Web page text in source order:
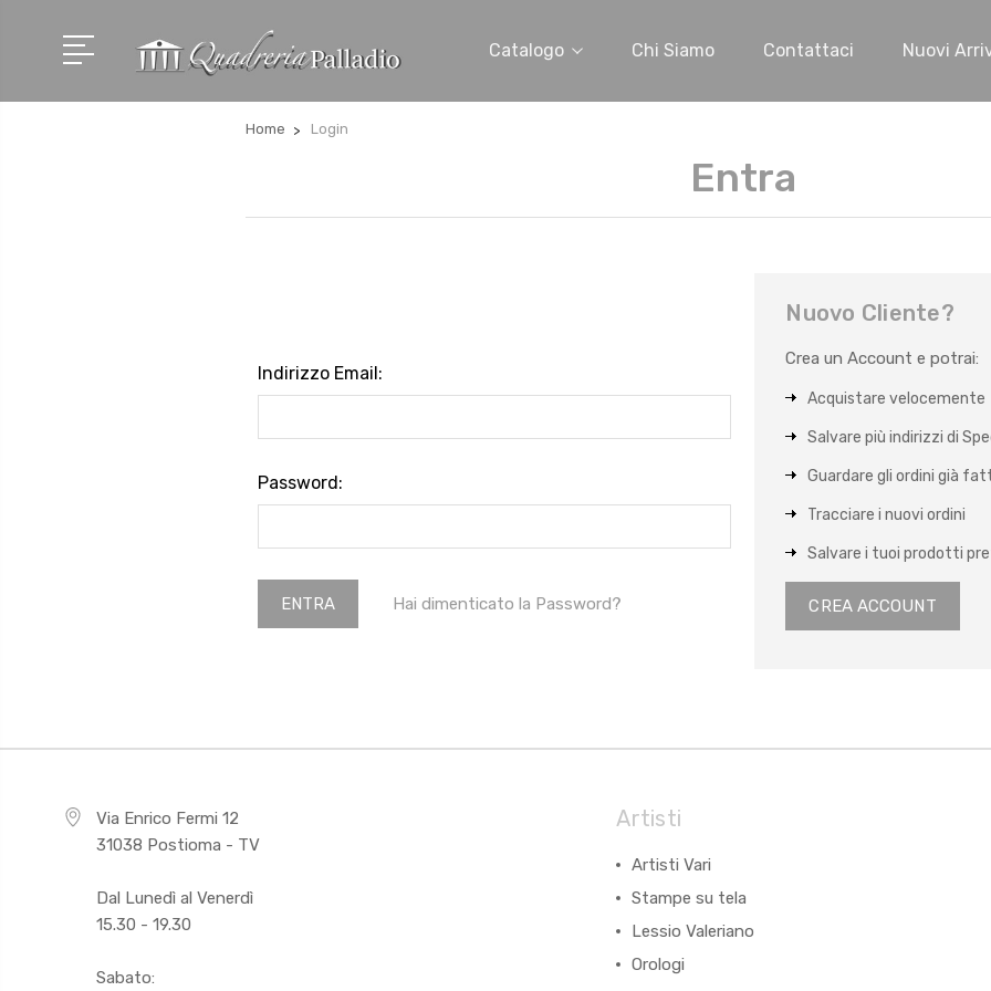
Catalogo Chi Siamo Contattaci Nuovi
Home Login
Entra
Indirizzo Email:
Password:
Hai dimenticato la Password?
Nuovo Cliente?
Crea un Account e potrai:
Acquistare velocemente
Salvare più indirizzi di
Guardare gli ordini già
Tracciare i nuovi ordini
Salvare i tuoi prodotti
CREA ACCOUNT
Via Enrico Fermi 12
31038 Postioma - TV
Dal Lunedì al Venerdì
15.30 - 19.30
Sabato:
Artisti
Artisti Vari
Stampe su tela
Lessio Valeriano
Orologi